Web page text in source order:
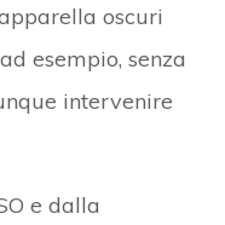
oscuri
esempio, senza
intervenire
e dalla